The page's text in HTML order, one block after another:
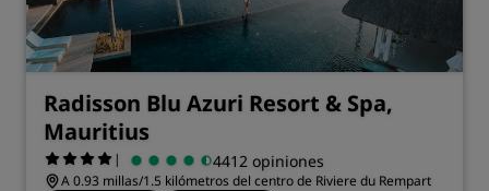
Radisson Blu Azuri Resort & Spa,
Mauritius
| 4412 opiniones
A 0.93 millas/1.5 kilómetros del centro de Riviere du Rempart